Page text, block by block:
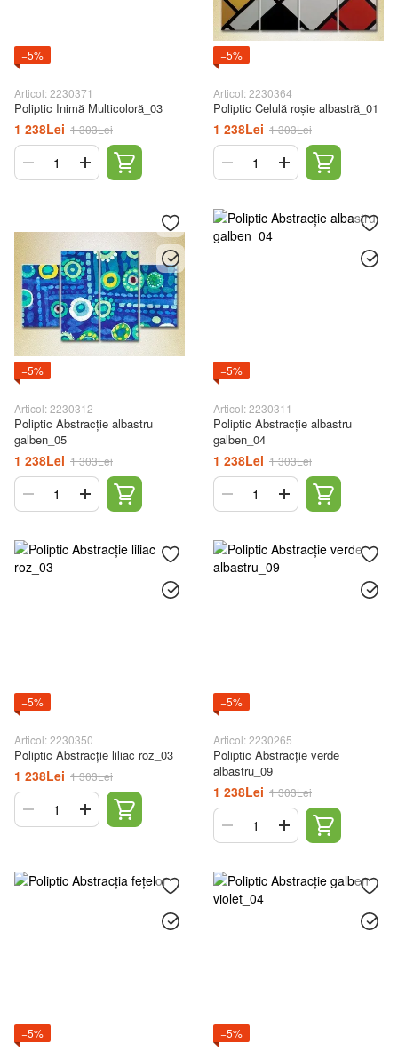
−5%
Articol: 2230371
Poliptic Inimă Multicoloră_03
1 238Lei 1 303Lei
−5%
Articol: 2230364
Poliptic Celulă roșie albastră_01
1 238Lei 1 303Lei
−5%
Articol: 2230312
Poliptic Abstracție albastru
galben_05
1 238Lei 1 303Lei
−5%
Articol: 2230311
Poliptic Abstracție albastru
galben_04
1 238Lei 1 303Lei
−5%
Articol: 2230350
Poliptic Abstracție liliac roz_03
1 238Lei 1 303Lei
−5%
Articol: 2230265
Poliptic Abstracție verde
albastru_09
1 238Lei 1 303Lei
−5% −5%